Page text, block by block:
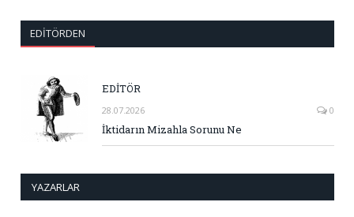
EDITÖRDEN
EDİTÖR
28.07.2026 0
İktidarın Mizahla Sorunu Ne
YAZARLAR